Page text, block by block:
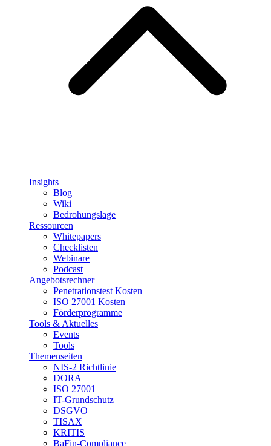
Insights
Blog
Wiki
Bedrohungslage
Ressourcen
Whitepapers
Checklisten
Webinare
Podcast
Angebotsrechner
Penetrationstest Kosten
ISO 27001 Kosten
Förderprogramme
Tools & Aktuelles
Events
Tools
Themenseiten
NIS-2 Richtlinie
DORA
ISO 27001
IT-Grundschutz
DSGVO
TISAX
KRITIS
BaFin-Compliance